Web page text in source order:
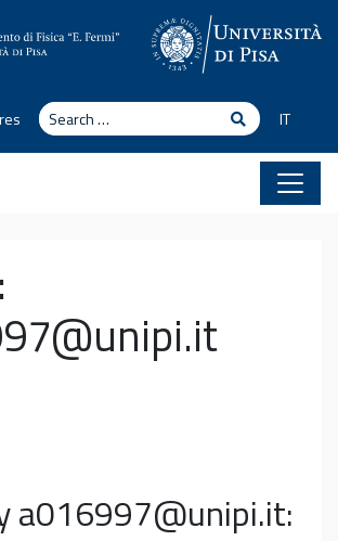
Search Search
IT
a016997@unipi.it: